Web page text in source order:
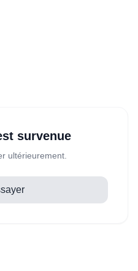
survenue
ultérieurement.